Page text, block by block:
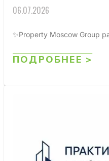
06.07.2026
✨Property Moscow Group
ПОДРОБНЕЕ >